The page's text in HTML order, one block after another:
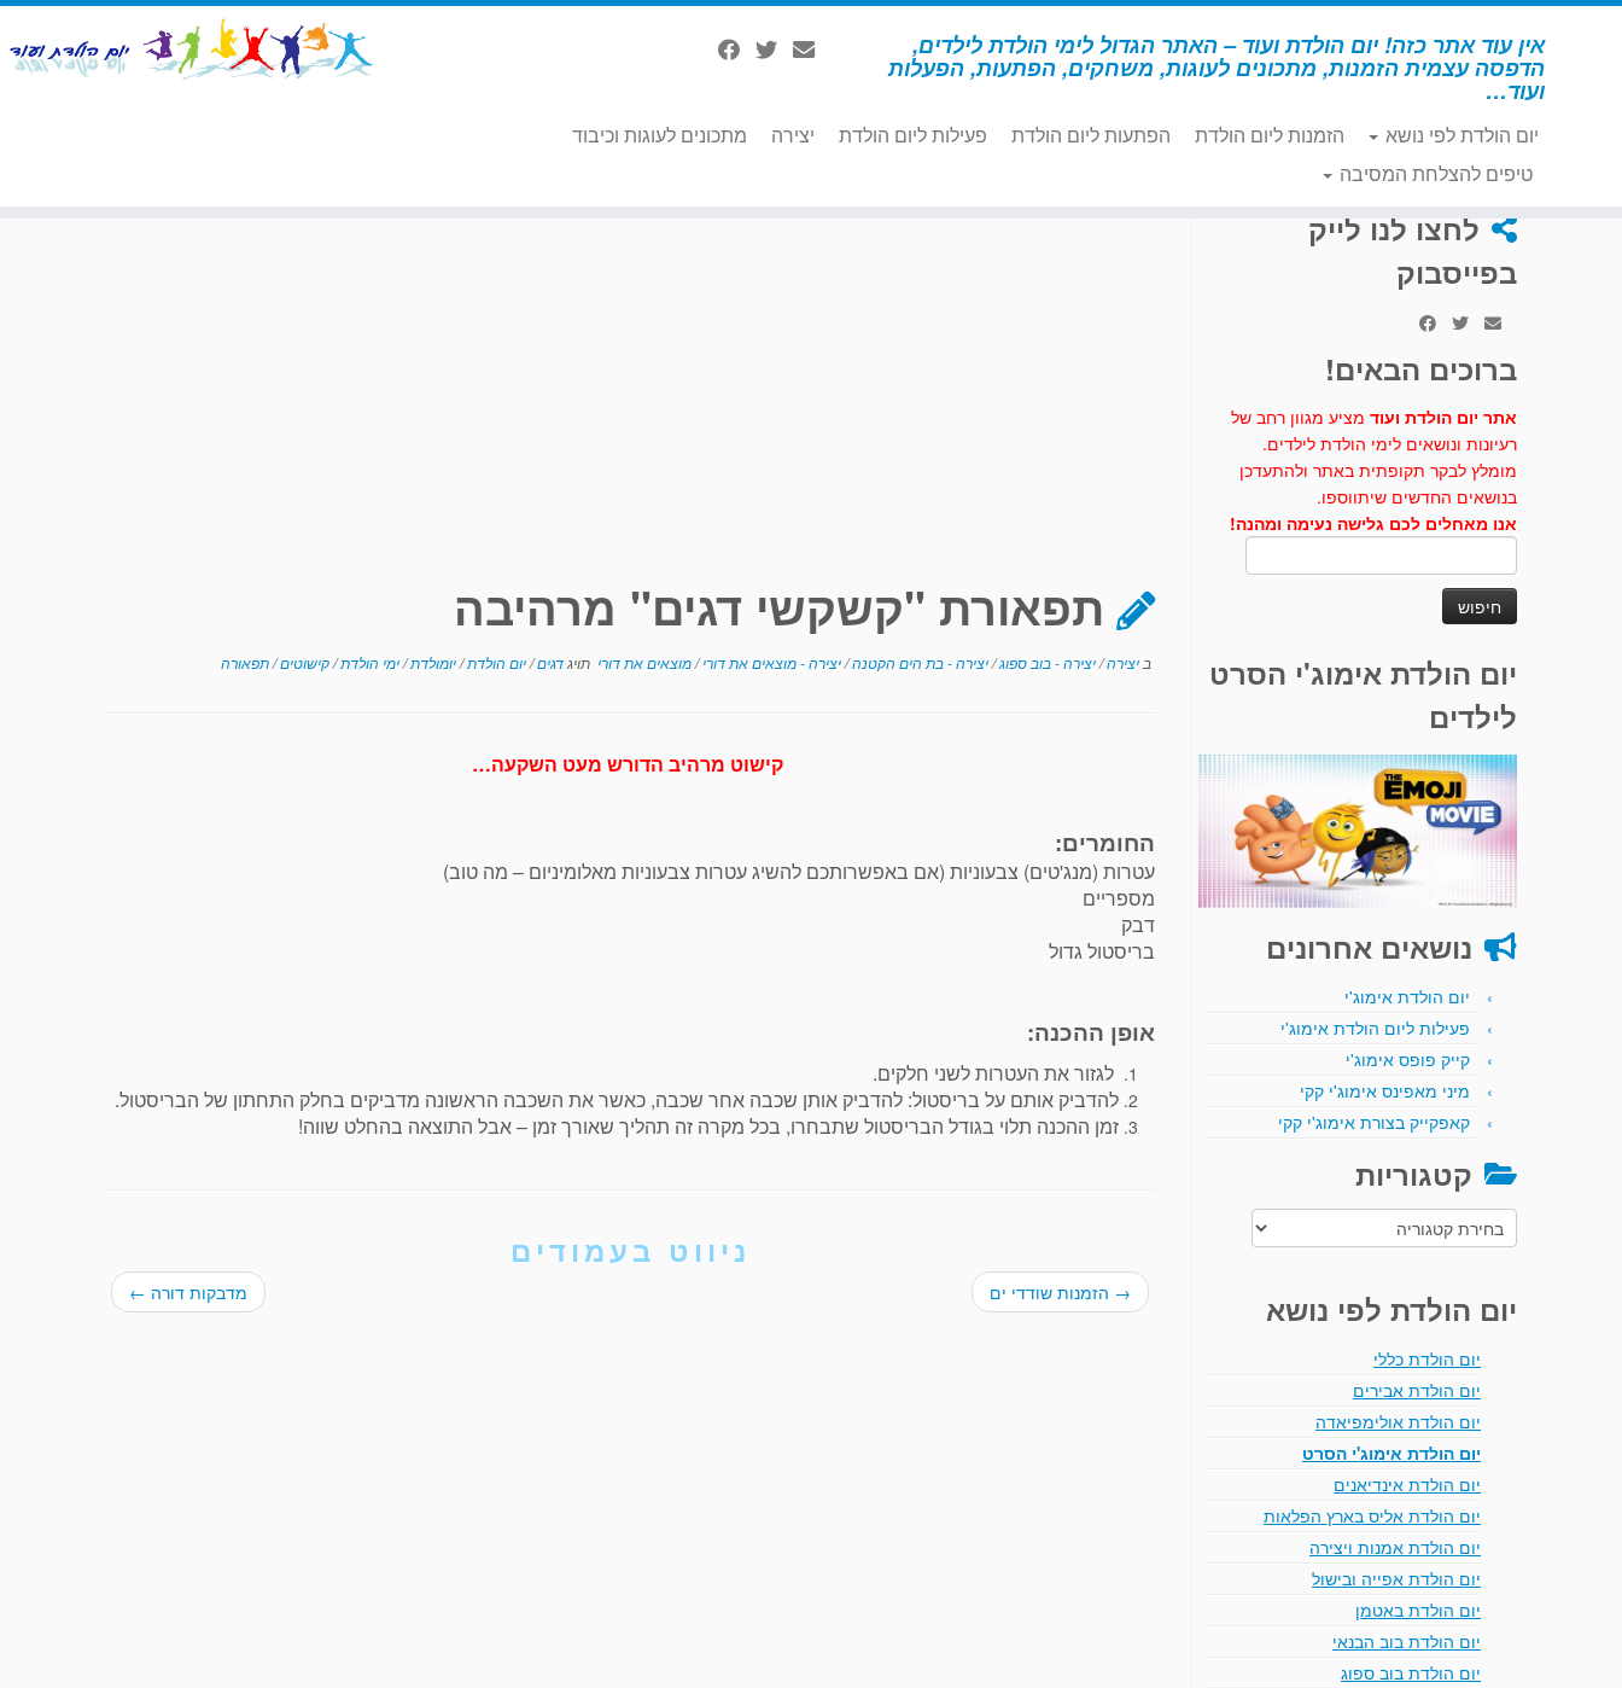
דלג
אין עוד אתר כזה! יום הולדת ועוד – האתר הגדול לימי הולדת לילדים,
הדפסה עצמית הזמנות, מתכונים לעוגות, משחקים, הפתעות, הפעלות
ועוד…
יום הולדת לפי נושא הזמנות ליום הולדת הפתעות ליום הולדת פעילות ליום הולדת יצירה
מתכונים לעוגות וכיבוד
טיפים להצלחת המסיבה
דף הבית » יצירה » תפאורת "קשקשי דגים" מרהיבה
לחצו לנו לייק
בפייסבוק
ברוכים הבאים!
אתר יום הולדת ועוד מציע מגוון רחב של
רעיונות ונושאים לימי הולדת לילדים.
מומלץ לבקר תקופתית באתר ולהתעדכן
בנושאים החדשים שיתווספו.
אנו מאחלים לכם גלישה נעימה ומהנה!
יום הולדת אימוג'י הסרט
לילדים
נושאים אחרונים
יום הולדת אימוג'י
פעילות ליום הולדת אימוג'י
קייק פופס אימוג'י
מיני מאפינס אימוג'י קקי
קאפקייק בצורת אימוג'י קקי
קטגוריות
קטגוריות
יום הולדת לפי נושא
יום הולדת כללי
יום הולדת אבירים
יום הולדת אולימפיאדה
יום הולדת אימוג'י הסרט
יום הולדת אינדיאנים
יום הולדת אליס בארץ הפלאות
יום הולדת אמנות ויצירה
יום הולדת אפייה ובישול
יום הולדת באטמן
יום הולדת בוב הבנאי
יום הולדת בוב ספוג
תפאורת "קשקשי דגים" מרהיבה
ב יצירה/יצירה - בוב ספוג/יצירה - בת הים הקטנה/יצירה - מוצאים את דורי/מוצאים את דורי תויגדגים/יום הולדת/יומולדת/ימי הולדת/קישוטים/תפאורה
קישוט מרהיב הדורש מעט השקעה…
החומרים:
עטרות (מנג'טים) צבעוניות (אם באפשרותכם להשיג עטרות צבעוניות מאלומיניום – מה טוב)
מספריים
דבק
בריסטול גדול
אופן ההכנה:
לגזור את העטרות לשני חלקים.
להדביק אותם על בריסטול: להדביק אותן שכבה אחר שכבה, כאשר את השכבה הראשונה מדביקים בחלק התחתון של הבריסטול.
זמן ההכנה תלוי בגודל הבריסטול שתבחרו, בכל מקרה זה תהליך שאורך זמן – אבל התוצאה בהחלט שווה!
ניווט בעמודים
→ הזמנות שודדי ים מדבקות דורה ←